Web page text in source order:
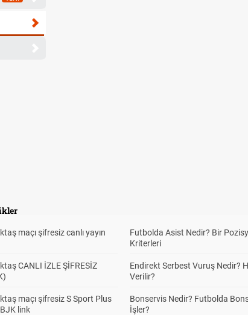
maçı şifresiz canlı yayın
CANLI İZLE ŞİFRESİZ
maçı şifresiz S Sport Plus
link
Futbolda Asist Nedir? Bir
Kriterleri
Endirekt Serbest Vuruş Nedir?
Verilir?
Bonservis Nedir? Futbolda
İşler?